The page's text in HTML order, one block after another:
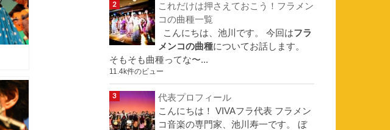
これだけは押さえておこう！フラメン
コの曲種一覧
こんにちは、池川です。 今回はフラ
メンコの曲種についてお話します。
そもそも曲種ってな〜...
11.4k件のビュー
代表プロフィール
こんにちは！ VIVAフラ代表 フラメン
コ音楽の専門家、池川寿一です。 ぼ